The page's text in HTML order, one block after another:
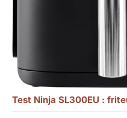
Test Ninja SL300EU :